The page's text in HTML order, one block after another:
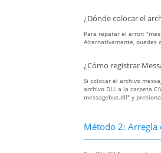
¿Dónde colocar el
Para reparar el error:
Alternativamente, puedes
¿Cómo registrar
Si colocar el archivo
archivo DLL a la carpeta
messagebus.dll" y
Método 2: Arregla